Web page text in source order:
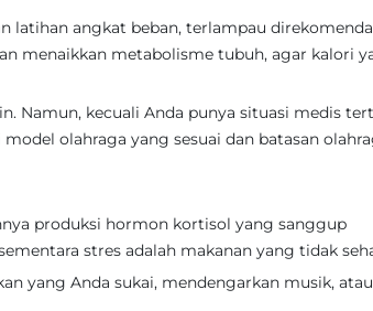
latihan angkat beban, terlampau
menaikkan metabolisme tubuh, agar kalori
Namun, kecuali Anda punya situasi medis
olahraga yang sesuai dan batasan
produksi hormon kortisol yang sanggup
stres adalah makanan yang tidak
yang Anda sukai, mendengarkan musik, atau